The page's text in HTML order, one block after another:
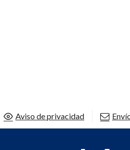
Aviso de privacidad